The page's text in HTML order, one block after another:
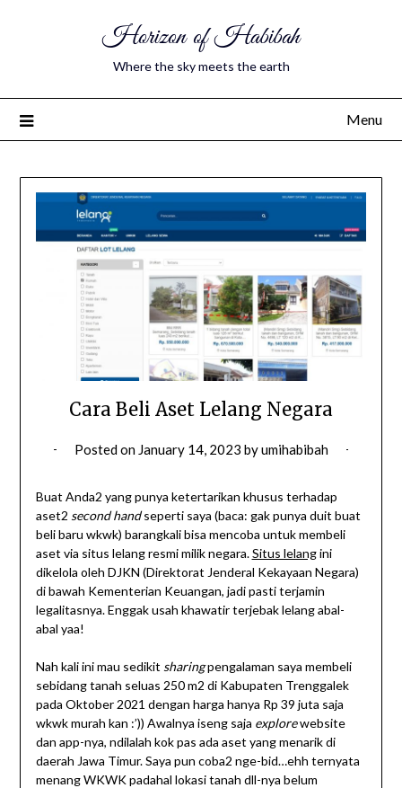
Horizon of Habibah
Where the sky meets the earth
Menu
Cara Beli Aset Lelang Negara
Posted on January 14, 2023 byumihabibah
Buat Anda2 yang punya ketertarikan khusus terhadap
aset2 second handseperti saya (baca: gak punya duit buat
beli baru wkwk) barangkali bisa mencoba untuk membeli
aset via situs lelang resmi milik negara.Situs lelangini
dikelola oleh DJKN (Direktorat Jenderal Kekayaan Negara)
di bawah Kementerian Keuangan, jadi pasti terjamin
legalitasnya. Enggak usah khawatir terjebak lelang abal-
abal yaa!
Nah kali ini mau sedikit sharingpengalaman saya membeli
sebidang tanah seluas 250 m2 di Kabupaten Trenggalek
pada Oktober 2021 dengan harga hanya Rp 39 juta saja
wkwk murah kan :’)) Awalnya iseng saja explorewebsite
dan app-nya, ndilalah kok pas ada aset yang menarik di
daerah Jawa Timur. Saya pun coba2 nge-bid…ehh ternyata
menang WKWK padahal lokasi tanah dll-nya belum